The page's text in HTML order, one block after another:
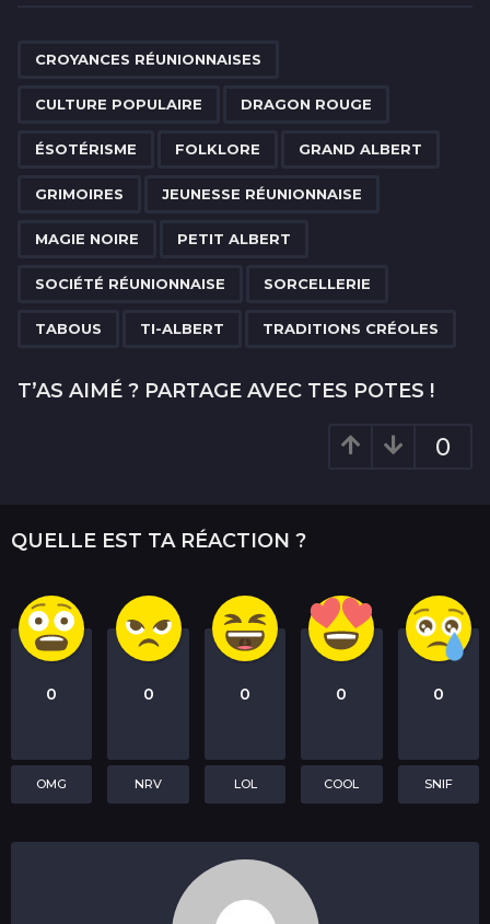
CROYANCES RÉUNIONNAISES
CULTURE POPULAIRE DRAGON ROUGE
ÉSOTÉRISME FOLKLORE GRAND ALBERT
GRIMOIRES JEUNESSE RÉUNIONNAISE
MAGIE NOIRE PETIT ALBERT
SOCIÉTÉ RÉUNIONNAISE SORCELLERIE
TABOUS TI-ALBERT TRADITIONS CRÉOLES
T’AS AIMÉ ? PARTAGE AVEC TES POTES !
0
QUELLE EST TA RÉACTION ?
0
OMG
0
NRV
0
LOL
0
COOL
0
SNIF